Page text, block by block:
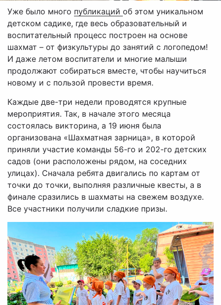
Уже было много публикаций об этом уникальном
детском садике, где весь образовательный и
воспитательный процесс построен на основе
шахмат – от физкультуры до занятий с логопедом!
И даже летом воспитатели и многие малыши
продолжают собираться вместе, чтобы научиться
новому и с пользой провести время.
Каждые две-три недели проводятся крупные
мероприятия. Так, в начале этого месяца
состоялась викторина, а 19 июня была
организована «Шахматная зарница», в которой
приняли участие команды 56-го и 202-го детских
садов (они расположены рядом, на соседних
улицах). Сначала ребята двигались по картам от
точки до точки, выполняя различные квесты, а в
финале сразились в шахматы на свежем воздухе.
Все участники получили сладкие призы.